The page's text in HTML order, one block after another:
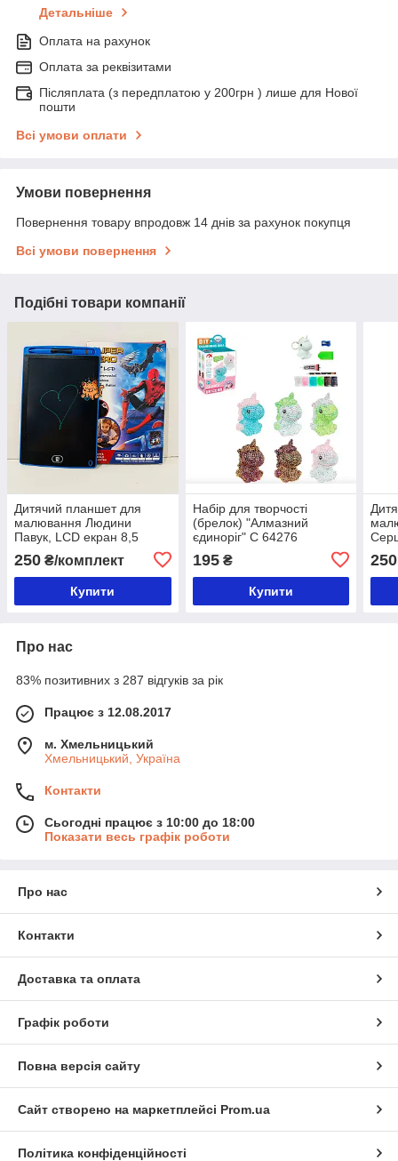
Детальніше
Оплата на рахунок
Оплата за реквізитами
Післяплата (з передплатою у 200грн ) лише для Нової
пошти
Всі умови оплати
Умови повернення
Повернення товару впродовж 14 днів за рахунок покупця
Всі умови повернення
Подібні товари компанії
Дитячий планшет для
малювання Людини
Павук, LCD екран 8,5
дюйма, стилус, дошка для
малювання
250 ₴/комплект
Купити
Набір для творчості
(брелок) "Алмазний
єдиноріг" C 64276
195₴
Купити
250
Про нас
83% позитивних з 287 відгуків за рік
Працює з 12.08.2017
м. Хмельницький
Хмельницький, Україна
Контакти
Сьогодні працює з 10:00 до 18:00
Показати весь графік роботи
Про нас
Контакти
Доставка та оплата
Графік роботи
Повна версія сайту
Сайт створено на маркетплейсі Prom.ua
Політика конфіденційності